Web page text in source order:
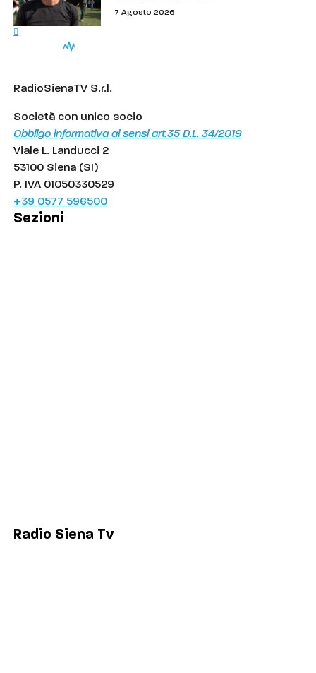
7 Agosto 2026
RadioSienaTV S.r.l.
Società con unico socio
Obbligo informativa ai sensi art.35 D.L. 34/2019
Viale L. Landucci 2
53100 Siena (SI)
P. IVA 01050330529
+39 0577 596500
Sezioni
Radio Siena Tv